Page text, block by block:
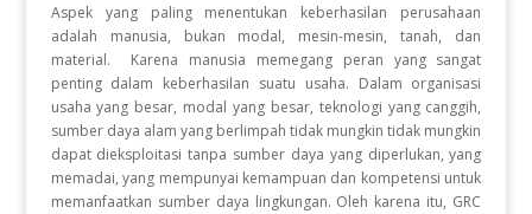
Aspek yang paling menentukan keberhasilan perusahaan
adalah manusia, bukan modal, mesin-mesin, tanah, dan
material. Karena manusia memegang peran yang sangat
penting dalam keberhasilan suatu usaha. Dalam organisasi
usaha yang besar, modal yang besar, teknologi yang canggih,
sumber daya alam yang berlimpah tidak mungkin tidak mungkin
dapat dieksploitasi tanpa sumber daya yang diperlukan, yang
memadai, yang mempunyai kemampuan dan kompetensi untuk
memanfaatkan sumber daya lingkungan. Oleh karena itu, GRC